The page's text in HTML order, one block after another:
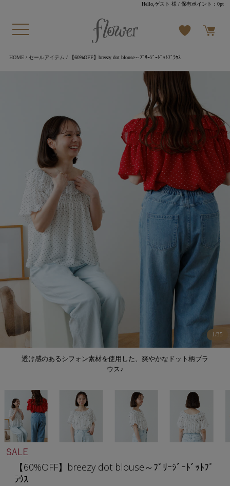
Hello,ゲスト 様 / 保有ポイント：0pt
HOME/ セールアイテム / 【60%OFF】breezy dot blouse～ﾌﾞﾘｰｼﾞｰﾄﾞｯﾄﾌﾞﾗｳｽ
透け感のあるシフォン素材を使用した、爽やかなドット柄ブラ
ウス♪
1/35
【60%OFF】breezy dot blouse～ﾌﾞﾘｰｼﾞｰﾄﾞｯﾄﾌﾞ
ﾗｳｽ